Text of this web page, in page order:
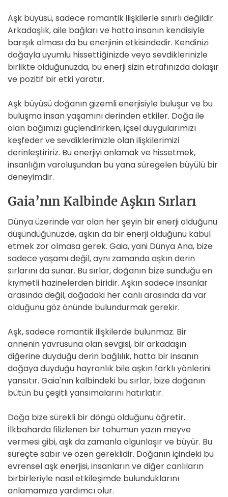
Aşk büyüsü, sadece romantik ilişkilerle sınırlı değildir.
Arkadaşlık, aile bağları ve hatta insanın kendisiyle
barışık olması da bu enerjinin etkisindedir. Kendinizi
doğayla uyumlu hissettiğinizde veya sevdiklerinizle
birlikte olduğunuzda, bu enerji sizin etrafınızda dolaşır
ve pozitif bir etki yaratır.
Aşk büyüsü doğanın gizemli enerjisiyle buluşur ve bu
buluşma insan yaşamını derinden etkiler. Doğa ile
olan bağımızı güçlendirirken, içsel duygularımızı
keşfeder ve sevdiklerimizle olan ilişkilerimizi
derinleştiririz. Bu enerjiyi anlamak ve hissetmek,
insanlığın varoluşundan bu yana süregelen büyülü bir
deneyimdir.
Gaia’nın Kalbinde Aşkın Sırları
Dünya üzerinde var olan her şeyin bir enerji olduğunu
düşündüğünüzde, aşkın da bir enerji olduğunu kabul
etmek zor olmasa gerek. Gaia, yani Dünya Ana, bize
sadece yaşamı değil, aynı zamanda aşkın derin
sırlarını da sunar. Bu sırlar, doğanın bize sunduğu en
kıymetli hazinelerden biridir. Aşkın sadece insanlar
arasında değil, doğadaki her canlı arasında da var
olduğunu göz önünde bulundurmak gerekir.
Aşk, sadece romantik ilişkilerde bulunmaz. Bir
annenin yavrusuna olan sevgisi, bir arkadaşın
diğerine duyduğu derin bağlılık, hatta bir insanın
doğaya duyduğu hayranlık bile aşkın farklı yönlerini
yansıtır. Gaia'nın kalbindeki bu sırlar, bize doğanın
bütün bu çeşitli yansımalarını hatırlatır.
Doğa bize sürekli bir döngü olduğunu öğretir.
İlkbaharda filizlenen bir tohumun yazın meyve
vermesi gibi, aşk da zamanla olgunlaşır ve büyür. Bu
süreçte sabır ve özen gereklidir. Doğanın içindeki bu
evrensel aşk enerjisi, insanların ve diğer canlıların
birbirleriyle nasıl etkileşimde bulunduklarını
anlamamıza yardımcı olur.